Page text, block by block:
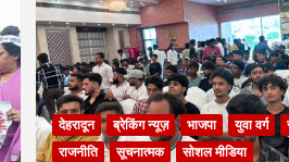
देहरादून ब्रेकिंग न्यूज़ भाजपा युवा वर्ग
राजनीति
सूचनात्मक सोशल मीडिया